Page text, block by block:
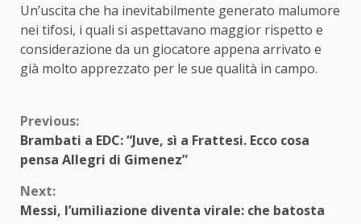
Un’uscita che ha inevitabilmente generato malumore
nei tifosi, i quali si aspettavano maggior rispetto e
considerazione da un giocatore appena arrivato e
già molto apprezzato per le sue qualità in campo.
Continue
Reading
Previous:
Brambati a EDC: “Juve, sì a Frattesi. Ecco cosa
pensa Allegri di Gimenez”
Next:
Messi, l’umiliazione diventa virale: che batosta